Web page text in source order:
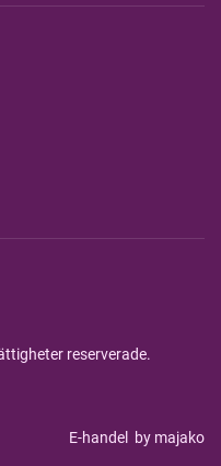
reserverade.
E-handel by majako